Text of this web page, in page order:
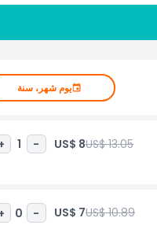
يوم شهر، سنة
US$ 13.05
US$ 8
-
1
US$ 10.89
US$ 7
-
0